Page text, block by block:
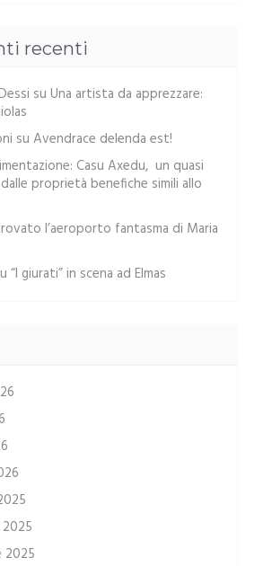
recenti
su Una artista da apprezzare:
su Avendrace delenda est!
Casu Axedu, un quasi
proprietà benefiche simili allo
l’aeroporto fantasma di Maria
“I giurati” in scena ad Elmas
2025